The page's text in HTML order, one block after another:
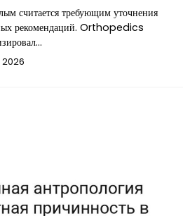
считается требующим уточнения
рекомендаций. Orthopedics
2026